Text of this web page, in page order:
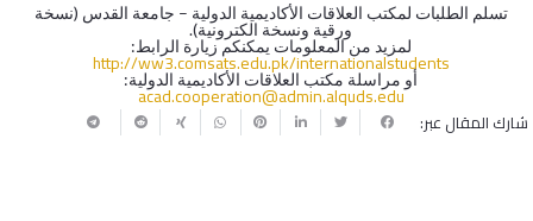
تسلم الطلبات لمكتب العلاقات الأكاديمية الدولية – جامعة القدس (نسخة
ورقية ونسخة الكترونية).
لمزيد من المعلومات يمكنكم زيارة الرابط:
http://ww3.comsats.edu.pk/internationalstudents
أو مراسلة مكتب العلاقات الأكاديمية الدولية:
acad.cooperation@admin.alquds.edu
شارك المقال عبر: